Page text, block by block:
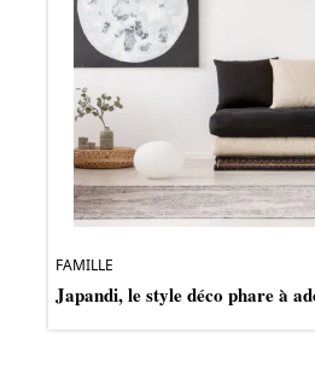
FAMILLE
Japandi, le style déco phare à